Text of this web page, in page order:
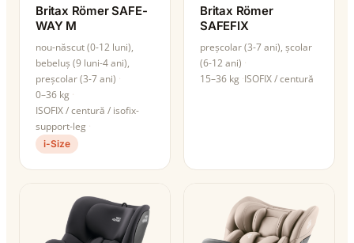
Britax Römer SAFE-
WAY M
nou-născut (0-12 luni),
bebeluș (9 luni-4 ani),
preșcolar (3-7 ani)
0–36 kg
ISOFIX / centură / isofix-
support-leg
i-Size
Britax Römer
SAFEFIX
preșcolar (3-7 ani), școlar
(6-12 ani)
15–36 kg ISOFIX / centură